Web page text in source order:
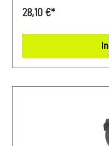
Verunreinigungen
und hochwertigen
Lebensdauer und
Ersatzteile
Modellen Unser
bieten wir Ihnen die
28,10 €*